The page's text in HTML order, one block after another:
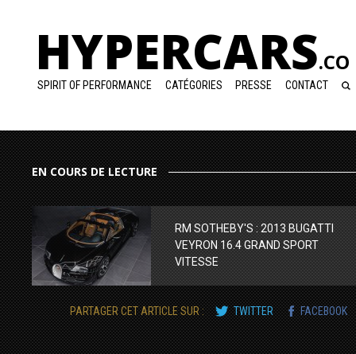
HYPERCARS.CO
SPIRIT OF PERFORMANCE CATÉGORIES PRESSE CONTACT
EN COURS DE LECTURE
RM SOTHEBY'S : 2013 BUGATTI
VEYRON 16.4 GRAND SPORT
VITESSE
PARTAGER CET ARTICLE SUR : TWITTER FACEBOOK